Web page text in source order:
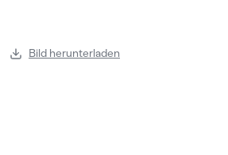
Bild herunterladen